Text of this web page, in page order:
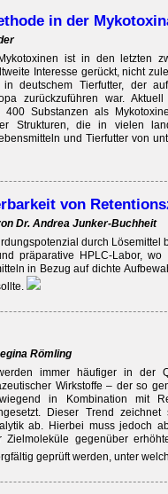
in der
ist in den letzten
Interesse gerückt, nicht
in deutschem Tierfutter, der
zurückzuführen war.
400 Substanzen als
Strukturen, die in vielen
und Tierfutter von
von
Dr. Andrea Junker-Buchheit
durch Lösemittel
präparative HPLC-Labor, wo
in Bezug auf dichte
Römling
immer häufiger in der
Wirkstoffe – der so
in Kombination mit
Dieser Trend zeichnet
ab. Hierbei muss jedoch
Zielmoleküle gegenüber
geprüft werden, unter